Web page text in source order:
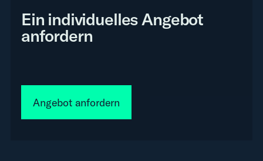
Ein individuelles Angebot
anfordern
Angebot anfordern